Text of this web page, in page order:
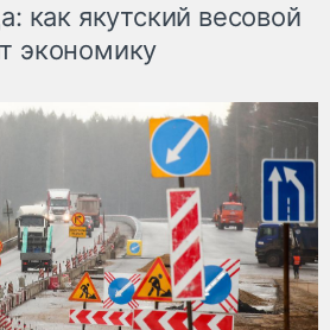
как якутский весовой
экономику